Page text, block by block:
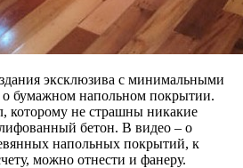
эксклюзива с минимальными
о бумажном напольном покрытии.
которому не страшны никакие
бетон. В видео – о
напольных покрытий, к
можно отнести и фанеру.